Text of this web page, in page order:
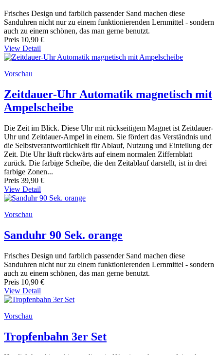
Frisches Design und farblich passender Sand machen diese
Sanduhren nicht nur zu einem funktionierenden Lernmittel - sondern
auch zu einem schönen, das man gerne benutzt.
Preis 10,90 €
View Detail
Vorschau
Zeitdauer-Uhr Automatik magnetisch mit
Ampelscheibe
Die Zeit im Blick. Diese Uhr mit rückseitigem Magnet ist Zeitdauer-
Uhr und Zeitdauer-Ampel in einem. Sie fördert das Verständnis und
die Selbstverantwortlichkeit für Ablauf, Nutzung und Einteilung der
Zeit. Die Uhr läuft rückwärts auf einem normalen Ziffernblatt
zurück. Die farbige Scheibe, die den Zeitablauf darstellt, ist in drei
farbige Zonen...
Preis 39,90 €
View Detail
Vorschau
Sanduhr 90 Sek. orange
Frisches Design und farblich passender Sand machen diese
Sanduhren nicht nur zu einem funktionierenden Lernmittel - sondern
auch zu einem schönen, das man gerne benutzt.
Preis 10,90 €
View Detail
Vorschau
Tropfenbahn 3er Set